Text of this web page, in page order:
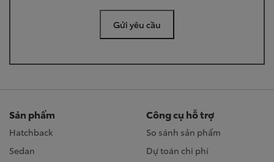
Gửi yêu cầu
Sản phẩm
Hatchback
Sedan
Công cụ hỗ trợ
So sánh sản phẩm
Dự toán chi phí